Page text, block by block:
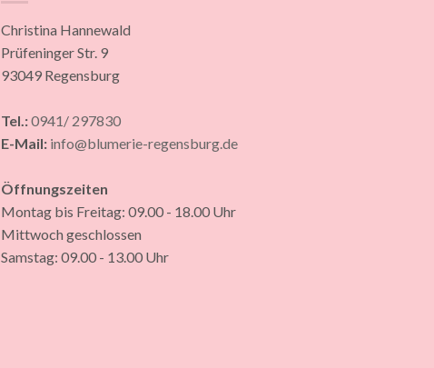
Christina Hannewald
Prüfeninger Str. 9
93049 Regensburg
Tel.:0941/ 297830
E-Mail: info@blumerie-regensburg.de
Öffnungszeiten
Montag bis Freitag: 09.00 - 18.00 Uhr
Mittwoch geschlossen
Samstag: 09.00 - 13.00 Uhr